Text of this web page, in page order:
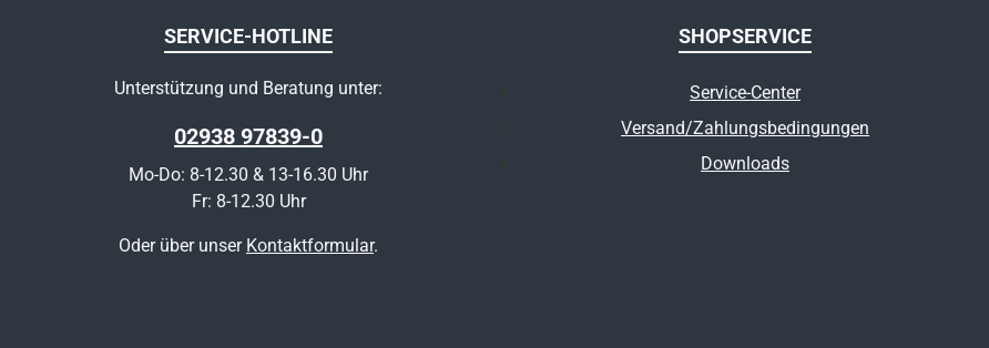
SERVICE-HOTLINE
Unterstützung und Beratung unter:
02938 97839-0
Mo-Do: 8-12.30 & 13-16.30 Uhr
Fr: 8-12.30 Uhr
Oder über unser Kontaktformular.
SHOPSERVICE
Service-Center
Versand/Zahlungsbedingungen
Downloads